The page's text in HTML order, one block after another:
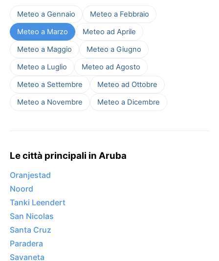
Meteo a Gennaio
Meteo a Febbraio
Meteo a Marzo
Meteo ad Aprile
Meteo a Maggio
Meteo a Giugno
Meteo a Luglio
Meteo ad Agosto
Meteo a Settembre
Meteo ad Ottobre
Meteo a Novembre
Meteo a Dicembre
Le città principali in Aruba
Oranjestad
Noord
Tanki Leendert
San Nicolas
Santa Cruz
Paradera
Savaneta